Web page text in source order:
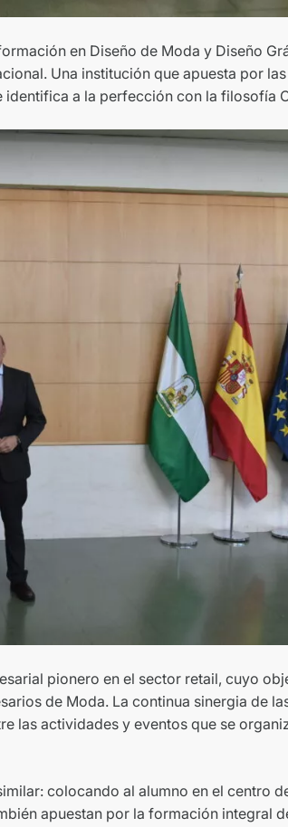
en Diseño de Moda y Diseño
Una institución que apuesta por las
identifica a la perfección con la filosofía
pionero en el sector retail, cuyo
de Moda. La continua sinergia de
las actividades y eventos que se
colocando al alumno en el centro
apuestan por la formación integral